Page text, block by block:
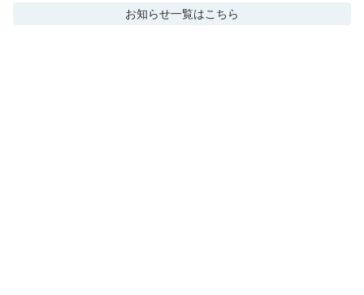
お知らせ一覧はこちら